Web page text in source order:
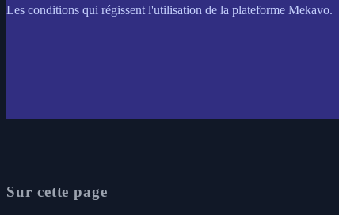
Les conditions qui régissent l'utilisation de la plateforme Mekavo.
Sur cette page